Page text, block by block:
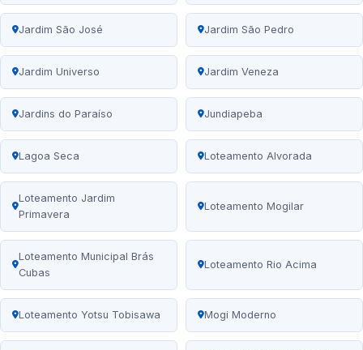
Jardim São José Jardim São Pedro
Jardim Universo Jardim Veneza
Jardins do Paraíso Jundiapeba
Lagoa Seca Loteamento Alvorada
Loteamento Jardim
Primavera
Loteamento Mogilar
Loteamento Municipal Brás
Cubas
Loteamento Rio Acima
Loteamento Yotsu Tobisawa Mogi Moderno